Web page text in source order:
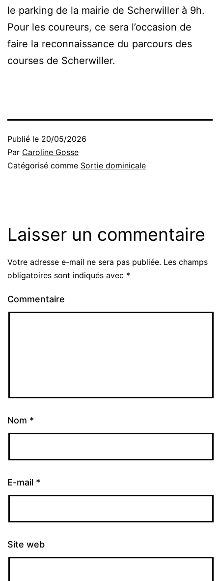
le parking de la mairie de Scherwiller à 9h.
Pour les coureurs, ce sera l’occasion de
faire la reconnaissance du parcours des
courses de Scherwiller.
Publié le 20/05/2026
Par Caroline Gosse
Catégorisé comme Sortie dominicale
Laisser un commentaire
Votre adresse e-mail ne sera pas publiée. Les champs
obligatoires sont indiqués avec *
Commentaire
Nom *
E-mail *
Site web